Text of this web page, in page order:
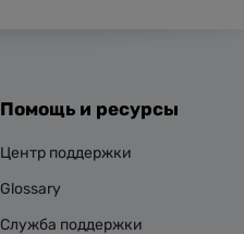
Помощь и ресурсы
Центр поддержки
Glossary
Служба поддержки